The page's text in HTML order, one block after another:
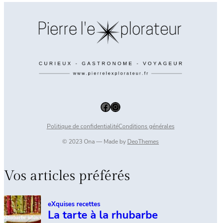
Facebook Instagram
Politique de confidentialitéConditions générales
© 2023 Ona — Made by DeoThemes
Vos articles préférés